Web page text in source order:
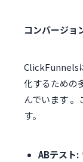
コンバージョ
ClickFunnels
化するための
んでいます
す。
ABテスト: